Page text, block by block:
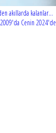
akıllarda kalanlar...